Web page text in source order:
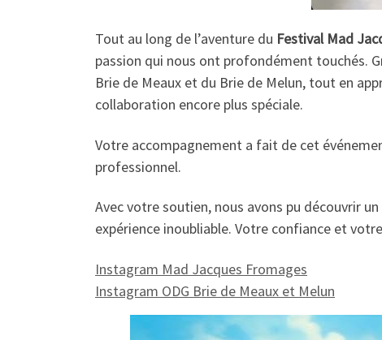
Tout au long de l’aventure du Festival Mad
passion qui nous ont profondément touchés.
Brie de Meaux et du Brie de Melun, tout en
collaboration encore plus spéciale.
Votre accompagnement a fait de cet
professionnel.
Avec votre soutien, nous avons pu découvrir
expérience inoubliable. Votre confiance et
Instagram Mad Jacques Fromages
Instagram ODG Brie de Meaux et Melun